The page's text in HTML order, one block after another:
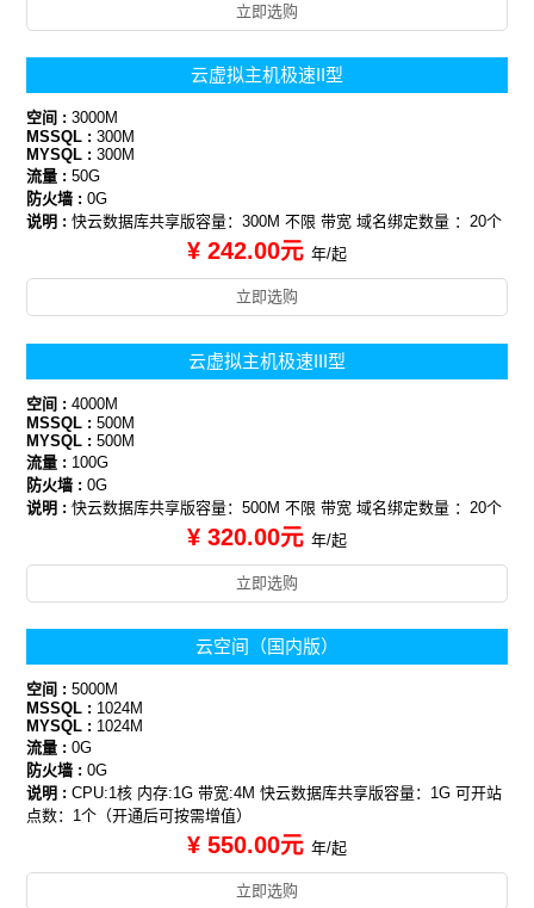
立即选购
云虚拟主机极速II型
空间 :3000M
MSSQL :300M
MYSQL :300M
流量 :50G
防火墙 :0G
说明 :快云数据库共享版容量：300M 不限 带宽 域名绑定数量 ：20个
¥ 242.00元 年/起
立即选购
云虚拟主机极速III型
空间 :4000M
MSSQL :500M
MYSQL :500M
流量 : 100G
防火墙 :0G
说明 :快云数据库共享版容量：500M 不限 带宽 域名绑定数量 ：20个
¥ 320.00元 年/起
立即选购
云空间（国内版）
空间 :5000M
MSSQL : 1024M
MYSQL : 1024M
流量 :0G
防火墙 :0G
说明 :CPU:1核 内存:1G 带宽:4M 快云数据库共享版容量：1G 可开站
点数：1个（开通后可按需增值）
¥ 550.00元 年/起
立即选购